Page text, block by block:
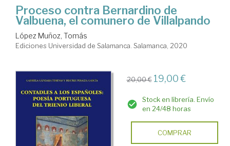
Proceso contra Bernardino de
Valbuena, el comunero de Villalpando
López Muñoz, Tomás
Ediciones Universidad de Salamanca. Salamanca, 2020
20,00 € 19,00 €
Stock en librería. Envío
en 24/48 horas
COMPRAR